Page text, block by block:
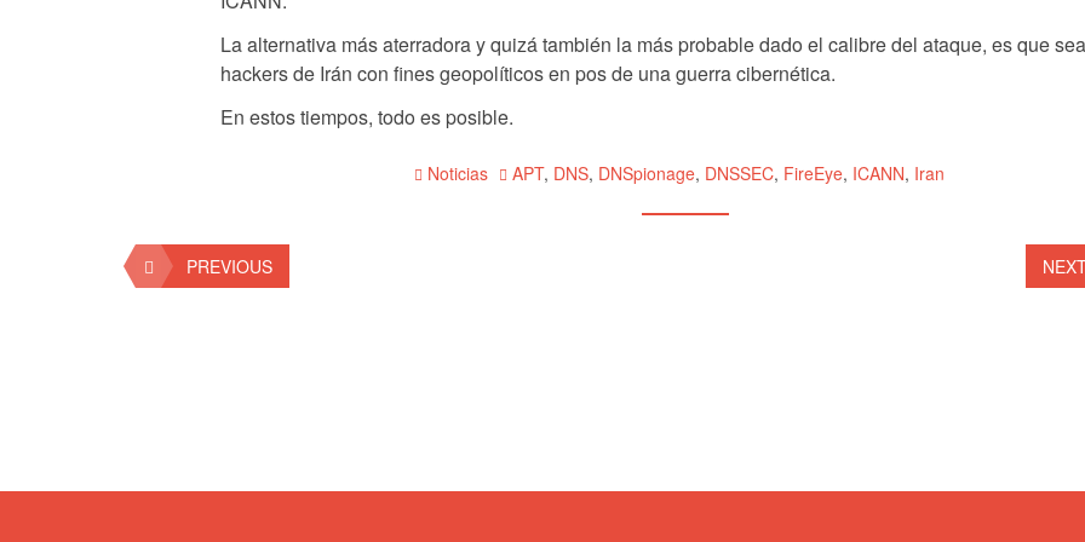
La alternativa más aterradora y quizá también la más probable dado el calibre del ataque, es que
hackers de Irán con fines geopolíticos en pos de una guerra cibernética.
En estos tiempos, todo es posible.
Noticias APT, DNS, DNSpionage, DNSSEC, FireEye, ICANN, Iran
PREVIOUS